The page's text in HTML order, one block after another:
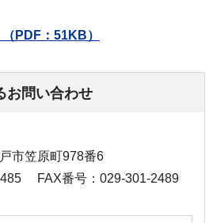
PDF：51KB）
お問い合わせ
市笠原町978番6
FAX番号：029-301-2489